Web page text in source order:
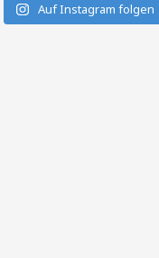
Auf Instagram folgen